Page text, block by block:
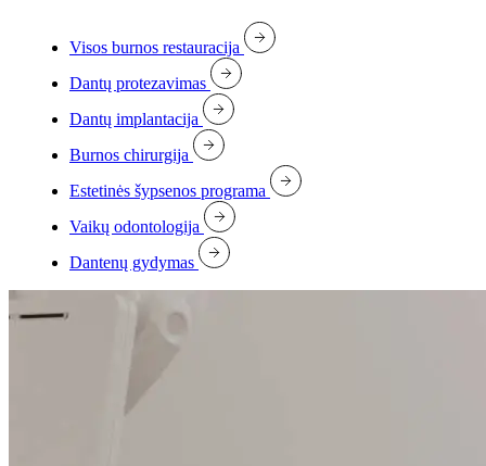
Visos burnos restauracija
Dantų protezavimas
Dantų implantacija
Burnos chirurgija
Estetinės šypsenos programa
Vaikų odontologija
Dantenų gydymas